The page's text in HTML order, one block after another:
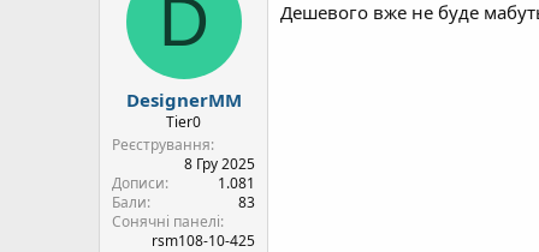
і
ї
D
DesignerMM
Tier0
Реєстрування
8 Гру 2025
Дописи
1.081
Бали
83
Сонячні панелі
rsm108-10-425
Дешевого вже не буде